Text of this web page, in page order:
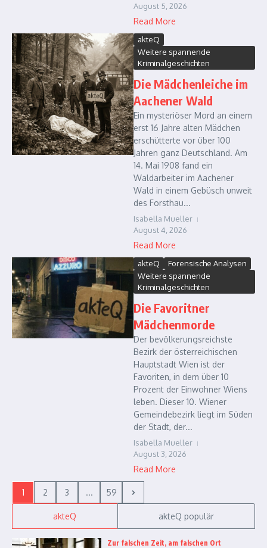
August 5, 2026
Read More
akteQ
Weitere spannende
Kriminalgeschichten
Die Mädchenleiche im
Aachener Wald
Ein mysteriöser Mord an einem
erst 16 Jahre alten Mädchen
erschütterte vor über 100
Jahren ganz Deutschland. Am
14. Mai 1908 fand ein
Waldarbeiter im Aachener
Wald in einem Gebüsch unweit
des Forsthau...
Isabella Mueller
August 4, 2026
Read More
akteQ
Forensische Analysen
Weitere spannende
Kriminalgeschichten
Die Favoritner
Mädchenmorde
Der bevölkerungsreichste
Bezirk der österreichischen
Hauptstadt Wien ist der
Favoriten, in dem über 10
Prozent der Einwohner Wiens
leben. Dieser 10. Wiener
Gemeindebezirk liegt im Süden
der Stadt, der...
Isabella Mueller
August 3, 2026
Read More
1 2 3 ... 59
akteQ akteQ populär
Zur falschen Zeit, am falschen Ort